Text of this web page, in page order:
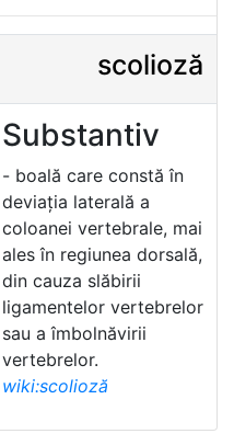
scolioză
Substantiv
- boală care constă în
deviația laterală a
coloanei vertebrale, mai
ales în regiunea dorsală,
din cauza slăbirii
ligamentelor vertebrelor
sau a îmbolnăvirii
vertebrelor.
wiki:scolioză